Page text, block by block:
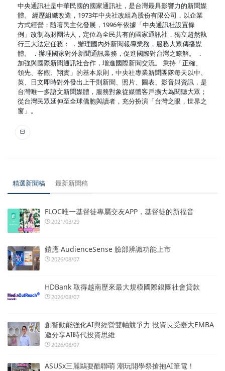
中央通訊社是中華民國的國家通訊社，是台灣最具影響力的新聞媒
體。 經歷組織改造，1973年中央社改組為股份有限公司，以企業
方式經營；隨著民主化發展，1996年依據「中央通訊社設置條
例」改制為財團法人，定位為全民共有的國家通訊社，獨立超然執
行三大法定任務： ．辦理國內外新聞報導業務，服務大眾傳播媒
體。 ．辦理國家對外新聞通訊業務，促進國際對台灣之瞭解。 ．
加強與國際新聞通訊社合作，增進國際新聞交流。 秉持「正確、
領先、客觀、翔實」的基本原則，中央社專業新聞團隊每天以中、
英、日文即時對外發出上千則新聞、照片、圖表、影音與資訊，是
台灣唯一多語文新聞媒體，服務對象從媒體客戶擴大為閱聽大眾；
從台灣民眾延伸至全球僑胞與讀者，充分扮演「台灣之眼，世界之
窗」。
精選新聞稿 最新新聞稿
FLOC唯一基督徒專屬交友APP，基督徒的新福音
2021/03/29
鎧應 AudienceSense 臉部辨識功能上市
2026/08/07
HDBank 取得越南歷來最大規模國際銀團社會貸款
2026/08/07
創智動能強化AI與經營雙軸競爭力 投資長受臺大EMBA
邀分享AI時代投資思維
2026/08/07
ASUSx三麗鷗耍酷聯萌 潮玩開學祭搶抱AI筆電！